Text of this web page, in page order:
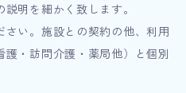
明を細かく致します。
い。施設との契約の他、利用
・訪問介護・薬局他）と個別